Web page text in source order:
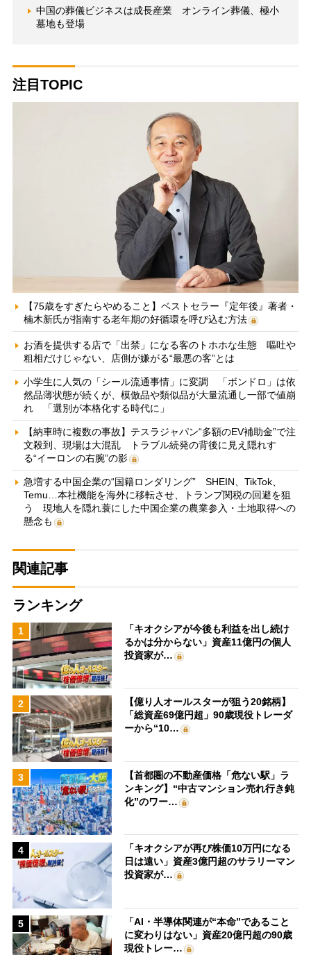
中国の葬儀ビジネスは成長産業 オンライン葬儀、極小
墓地も登場
注目TOPIC
【75歳をすぎたらやめること】ベストセラー『定年後』著者・
楠木新氏が指南する老年期の好循環を呼び込む方法
お酒を提供する店で「出禁」になる客のトホホな生態 嘔吐や
粗相だけじゃない、店側が嫌がる“最悪の客”とは
小学生に人気の「シール流通事情」に変調 「ボンドロ」は依
然品薄状態が続くが、模倣品や類似品が大量流通し一部で値崩
れ 「選別が本格化する時代に」
【納車時に複数の事故】テスラジャパン“多額のEV補助金”で注
文殺到、現場は大混乱 トラブル続発の背後に見え隠れす
る“イーロンの右腕”の影
急増する中国企業の“国籍ロンダリング” SHEIN、TikTok、
Temu…本社機能を海外に移転させ、トランプ関税の回避を狙
う 現地人を隠れ蓑にした中国企業の農業参入・土地取得への
懸念も
関連記事
ランキング
1
「キオクシアが今後も利益を出し続け
るかは分からない」資産11億円の個人
投資家が…
2
【億り人オールスターが狙う20銘柄】
「総資産69億円超」90歳現役トレーダ
ーから“10…
3
【首都圏の不動産価格「危ない駅」ラ
ンキング】“中古マンション売れ行き鈍
化”のワー…
4
「キオクシアが再び株価10万円になる
日は遠い」資産3億円超のサラリーマン
投資家が…
5
「AI・半導体関連が“本命”であること
に変わりはない」資産20億円超の90歳
現役トレー…